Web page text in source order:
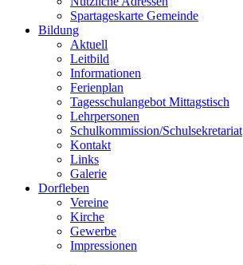
Spartageskarte Gemeinde
Bildung
Aktuell
Leitbild
Informationen
Ferienplan
Tagesschulangebot Mittagstisch
Lehrpersonen
Schulkommission/Schulsekretariat
Kontakt
Links
Galerie
Dorfleben
Vereine
Kirche
Gewerbe
Impressionen